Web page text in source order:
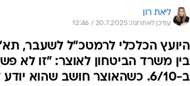
ליאת רון
עודכן לאחרונה: 20.7.2025 / 12:46
היועץ הכלכלי לרמטכ"ל לשעבר,
בין משרד הביטחון לאוצר: "זו לא
ב-6/10. כשהאוצר חושב שהוא